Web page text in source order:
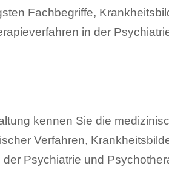
Fachbegriffe,
in der
kennen Sie die
Verfahren,
Psychiatrie und